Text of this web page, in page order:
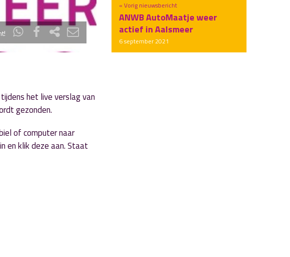
« Vorig nieuwsbericht
ANWB AutoMaatje weer
actief in Aalsmeer
6 september 2021
het live verslag van
gezonden.
of computer naar
en klik deze aan. Staat